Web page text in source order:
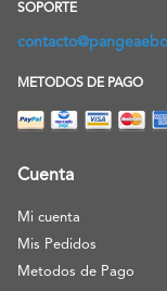
SOPORTE
METODOS DE PAGO
Cuenta
Mi cuenta
Mis Pedidos
Metodos de Pago